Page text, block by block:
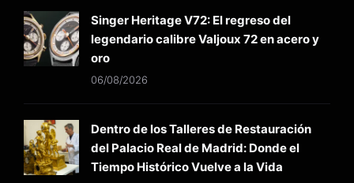
Singer Heritage V72: El regreso del
legendario calibre Valjoux 72 en acero y
oro
06/08/2026
Dentro de los Talleres de Restauración
del Palacio Real de Madrid: Donde el
Tiempo Histórico Vuelve a la Vida